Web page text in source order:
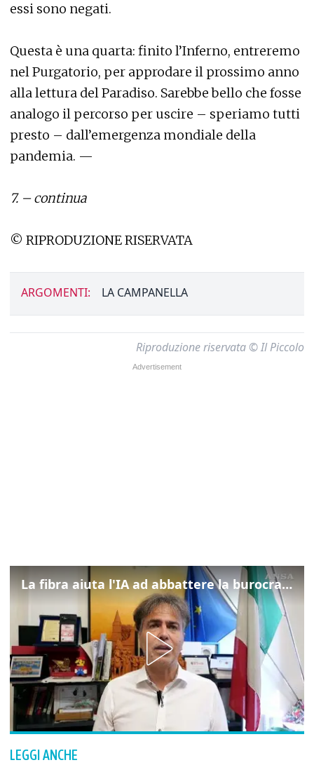
essi sono negati.
Questa è una quarta: finito l’Inferno, entreremo
nel Purgatorio, per approdare il prossimo anno
alla lettura del Paradiso. Sarebbe bello che fosse
analogo il percorso per uscire – speriamo tutti
presto – dall’emergenza mondiale della
pandemia. —
7. – continua
© RIPRODUZIONE RISERVATA
ARGOMENTI: LA CAMPANELLA
Riproduzione riservata © Il Piccolo
La fibra aiuta l'IA ad abbattere la burocrazia, progetto pilota in Veneto
LEGGI ANCHE